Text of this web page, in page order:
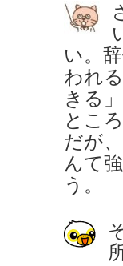
い。
われ
きる
とこ
だが
んて
う。